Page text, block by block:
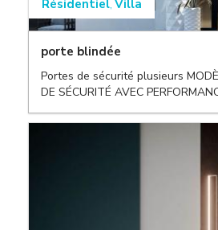
Résidentiel, Villa
porte blindée
Portes de sécurité plusieurs
DE SÉCURITÉ AVEC